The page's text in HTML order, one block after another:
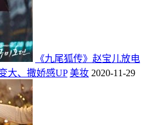
《九尾狐传》赵宝儿放电
大、撒娇感UP 美妆 2020-11-29